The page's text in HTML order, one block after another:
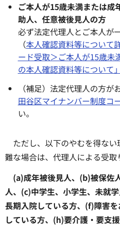
ご本人が15歳未満または成
助人、任意被後見人の方
必ず法定代理人とご本人が
（本人確認資料等について
ード受取＞ご本人が15歳未
の本人確認資料等について
（補足）法定代理人の方が
田谷区マイナンバー制度コ
い。
ただし、以下のやむを得な
難な場合は、代理人による受取
(a)成年被後見人、(b)被保佐
人、(c)中学生、小学生、未就
長期入院している方、(f)障害
している方、(h)要介護・要支